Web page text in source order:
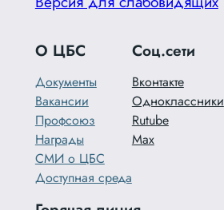
О ЦБС
Документы
Вакансии
Профсоюз
Награды
СМИ о ЦБС
Доступная среда
Соц.сети
Вконтакте
Одноклассники
Rutube
Max